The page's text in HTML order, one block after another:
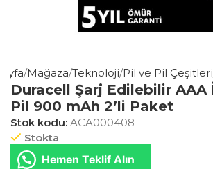
Mağaza Teknoloji Pil ve Pil Çeşitleri
Duracell Şarj Edilebilir AAA
Pil 900 mAh 2’li Paket
Stok kodu: ACA000408
Stokta
Hemen Teklif Alın